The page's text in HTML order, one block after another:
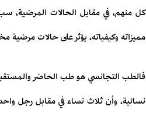
كل منهم، في مقابل الحالات المرضية،
مميزاته وكيفياته، يؤثر على حالات
فالطب التجانسي هو طب الحاضر
نسائية، وأن ثلاث نساء في مقابل رجل